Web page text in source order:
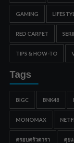
GAMING
RED CARPET
TIPS & HOW-TO
Tags
BIGC BNK48
MONOMAX
ครอบครัวดารา คุย